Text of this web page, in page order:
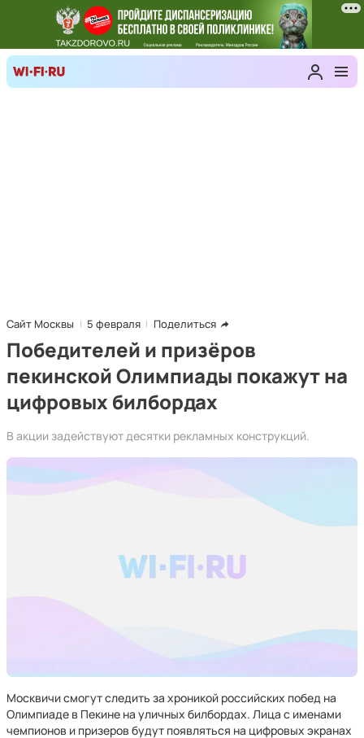
Сайт Москвы 5 февраля Поделиться
Победителей и призёров
пекинской Олимпиады покажут на
цифровых билбордах
В акции задействуют десятки рекламных конструкций.
Москвичи смогут следить за хроникой российских побед на
Олимпиаде в Пекине на уличных билбордах. Лица с именами
чемпионов и призеров будут появляться на цифровых экранах